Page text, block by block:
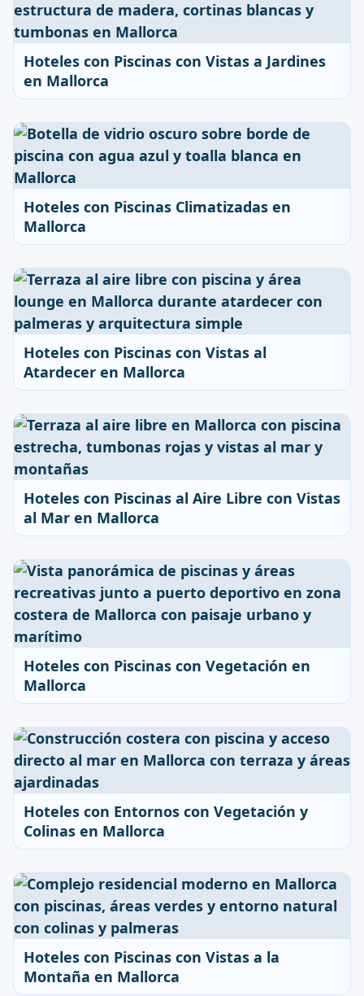
Hoteles con Piscinas con Vistas a Jardines
en Mallorca
Hoteles con Piscinas Climatizadas en
Mallorca
Hoteles con Piscinas con Vistas al
Atardecer en Mallorca
Hoteles con Piscinas al Aire Libre con Vistas
al Mar en Mallorca
Hoteles con Piscinas con Vegetación en
Mallorca
Hoteles con Entornos con Vegetación y
Colinas en Mallorca
Hoteles con Piscinas con Vistas a la
Montaña en Mallorca